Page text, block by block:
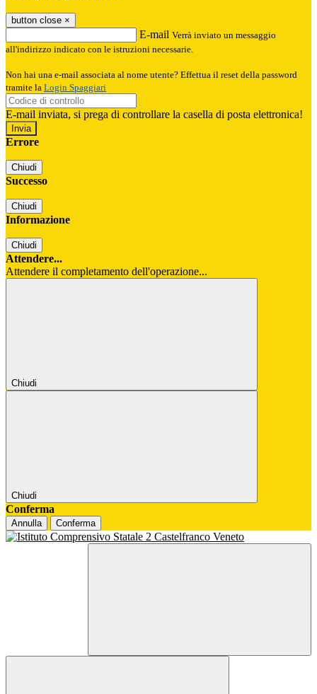
button close ×
E-mail Verrà inviato un messaggio
all'indirizzo indicato con le istruzioni necessarie.
Non hai una e-mail associata al nome utente? Effettua il reset della password
tramite la Login Spaggiari
E-mail inviata, si prega di controllare la casella di posta elettronica!
Errore
Chiudi
Successo
Chiudi
Informazione
Chiudi
Attendere...
Attendere il completamento dell'operazione...
Chiudi
Chiudi
Conferma
Annulla Conferma